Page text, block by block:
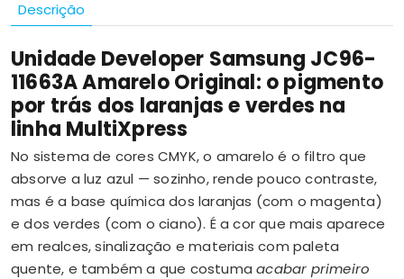
Descrição
Unidade Developer Samsung JC96-
11663A Amarelo Original: o pigmento
por trás dos laranjas e verdes na
linha MultiXpress
No sistema de cores CMYK, o amarelo é o filtro que
absorve a luz azul — sozinho, rende pouco contraste,
mas é a base química dos laranjas (com o magenta)
e dos verdes (com o ciano). É a cor que mais aparece
em realces, sinalização e materiais com paleta
quente, e também a que costumaacabar primeiro